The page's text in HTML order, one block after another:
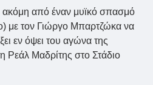
ακόμη από έναν μυϊκό σπασμό
με τον Γιώργο Μπαρτζώκα να
εν όψει του αγώνα της
Ρεάλ Μαδρίτης στο Στάδιο